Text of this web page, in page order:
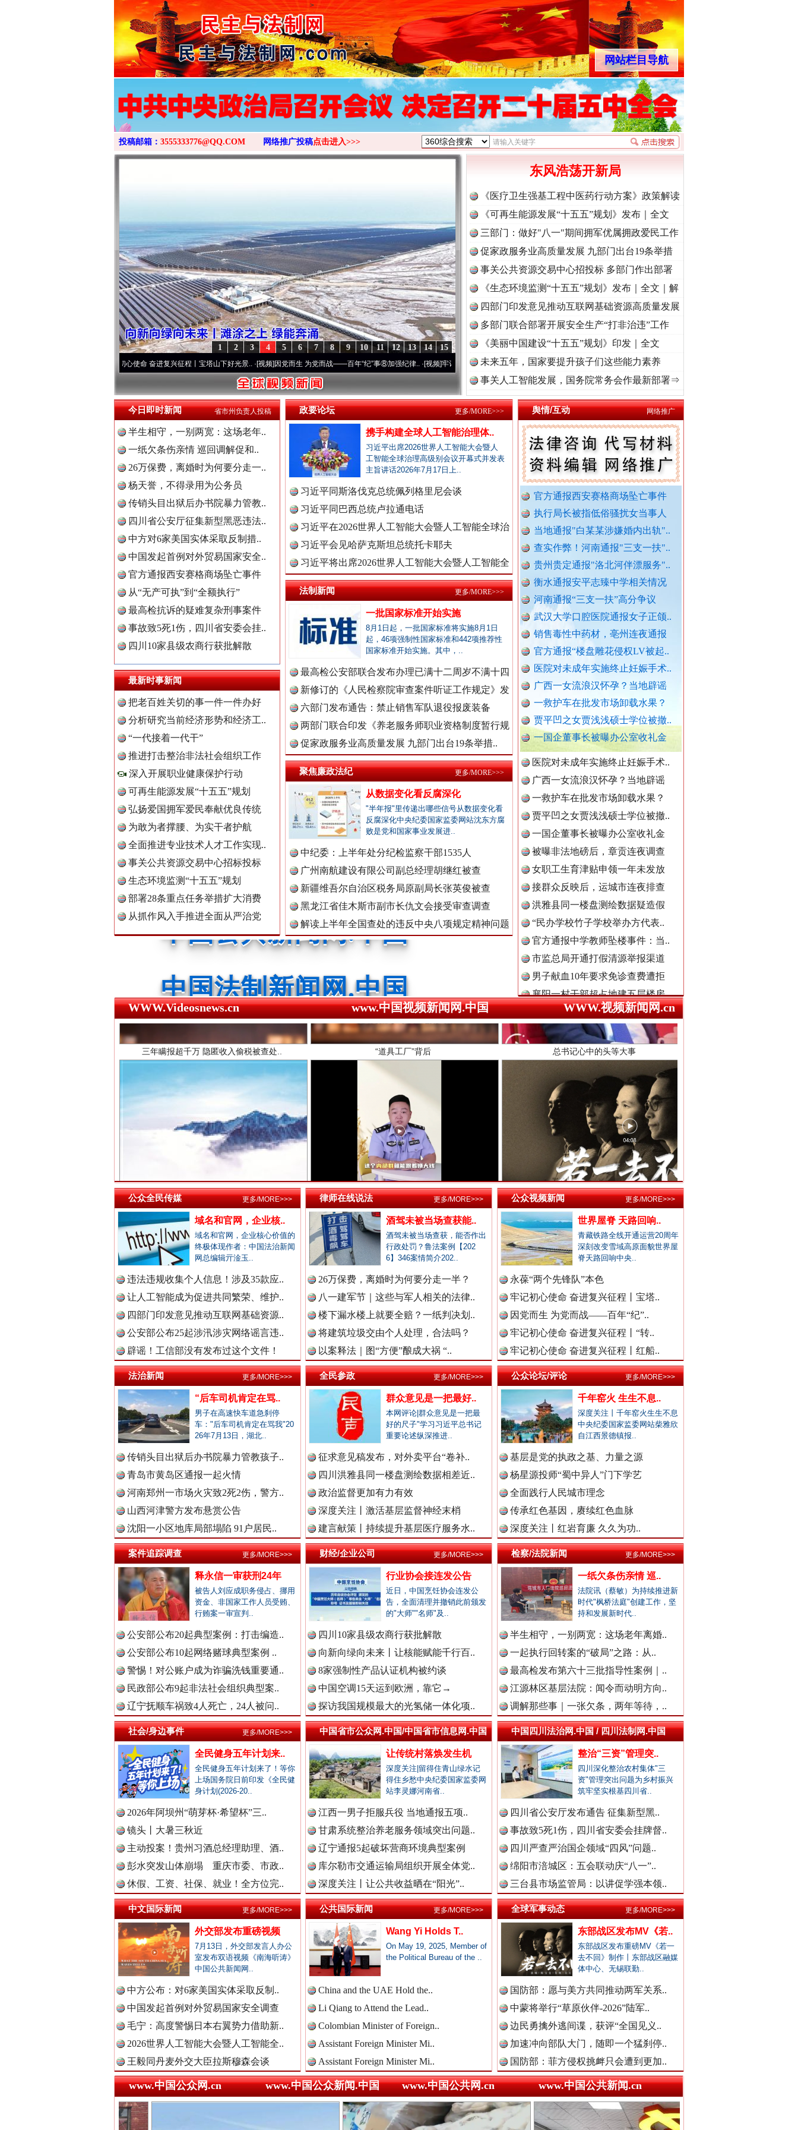
>
网站栏目导航
投稿邮箱： 3555333776@QQ.COM 网络推广投稿点击进入>>>
15
14
13
12
11
10
9
8
7
6
5
4
3
2
1
牢记初心使命 奋进复兴征程丨宝塔山下好光景..·[视频]因党而生 为党而战——百年“纪”事⑧加强纪律..·[视频]牢记初心使命 奋进复兴征程丨“转折之城”激荡..·[视频]牢记初心使命 奋进复兴征程丨红船起航处 潮起..
东风浩荡开新局
《医疗卫生强基工程中医药行动方案》政策解读
《可再生能源发展“十五五”规划》发布｜全文
三部门：做好"八一"期间拥军优属拥政爱民工作
促家政服务业高质量发展 九部门出台19条举措
事关公共资源交易中心招投标 多部门作出部署
《生态环境监测“十五五”规划》发布｜全文｜解
读
四部门印发意见推动互联网基础资源高质量发展
多部门联合部署开展安全生产“打非治违”工作
《美丽中国建设“十五五”规划》印发｜全文
未来五年，国家要提升孩子们这些能力素养
事关人工智能发展，国务院常务会作最新部署⇒
舆情/互动
官方通报西安赛格商场坠亡事件
执行局长被指低俗骚扰女当事人
当地通报"白某某涉嫌婚内出轨"..
查实作弊！河南通报"三支一扶"..
贵州贵定通报"洛北河伴漂服务"..
衡水通报安平志臻中学相关情况
河南通报“三支一扶”高分争议
武汉大学口腔医院通报女子正颌..
销售毒性中药材，亳州连夜通报
官方通报“楼盘雕花侵权LV被起..
医院对未成年实施终止妊娠手术..
广西一女流浪汉怀孕？当地辟谣
一救护车在批发市场卸载水果？
贾平凹之女贾浅浅硕士学位被撤..
一国企董事长被曝办公室收礼金
官方通报西安赛格商场坠亡事件
执行局长被指低俗骚扰女当事人
当地通报"白某某涉嫌婚内出轨"..
查实作弊！河南通报"三支一扶"..
贵州贵定通报"洛北河伴漂服务"..
衡水通报安平志臻中学相关情况
销售毒性中药材，亳州连夜通报
官方通报“楼盘雕花侵权LV被起..
医院对未成年实施终止妊娠手术..
广西一女流浪汉怀孕？当地辟谣
一救护车在批发市场卸载水果？
贾平凹之女贾浅浅硕士学位被撤..
一国企董事长被曝办公室收礼金
被曝非法地磅后，章贡连夜调查
女职工生育津贴申领一年未发放
接群众反映后，运城市连夜排查
洪雅县同一楼盘测绘数据疑造假
“民办学校竹子学校举办方代表..
官方通报中学教师坠楼事件：当..
市监总局开通打假清源举报渠道
男子献血10年要求免诊查费遭拒
襄阳一村干部超占地建五层楼房
西北大学通报“教师贾某某涉嫌..
郴州市通报烟花零售店燃爆事件
不准学生带手纸入厕？教委回应
湖南卫健委通报“研究生失联”
县委书记在评论区回复网友诉求
居民在农业农村局上厕所遭辱骂
公立医院医生未完成创收被待岗..
郏县通报"15岁女孩被当街暴打"..
宁波通报患儿术后离世医疗事件
襄阳多家精神病医院被曝骗医保
成都成华区深夜通报"非遗"乱象..
官方通报国企董事长打人被拘
找国土所所长办事被借68万元？
公务员考生笔试面试第一落选？
中标公告套网络人名，湖北通报
南宁通报“一教师脚踢小学生”
周知！公安部这个举报平台上线..
村民“从小被父母砍手割耳”？
民警走访吓得家里老人欲轻生？
安徽颍上县红星镇发布道歉声明
医院弄错CT女子被误诊“绝症”
驾车致4死,审理时开贫困证明？
濉溪县通报黑臭水体流入农灌区
官方通报周口六院医生坠楼身亡
景区摩托车收费带路设置路障？
男子曝妻子和公职人员多次开房
女子自曝怀孕时摆烂丈夫是副处
警察违停致摩托司机追尾死亡？
三亚再通报游客被不明物咬伤离..
社区书记开车追撵女子撞伤2人
医院回应要求先献血再输血致人..
虎门通报“4车道变3车道车祸”
爆破拆火车站致周边房屋裂缝？
一医院涉嫌在中药里添加安眠药
柳州鱼峰区教育局发布辟谣声明
福建中医药大学附属人民医院：..
“市长信箱”出现答复错误问题
中日友好医院通报肖某相关问题
官方通报“三河广告牌匾改色”
教师被举报用假身份与女生恋爱
网民反映新能源充电电价差异大
广西一栋5层楼墙体和地基开裂
天津市委常委、组织部部长周德..
官方通报西安赛格商场坠亡事件
执行局长被指低俗骚扰女当事人
当地通报"白某某涉嫌婚内出轨"..
查实作弊！河南通报"三支一扶"..
贵州贵定通报"洛北河伴漂服务"..
衡水通报安平志臻中学相关情况
河南通报“三支一扶”高分争议
武汉大学口腔医院通报女子正颌..
销售毒性中药材，亳州连夜通报
官方通报“楼盘雕花侵权LV被起..
医院对未成年实施终止妊娠手术..
广西一女流浪汉怀孕？当地辟谣
一救护车在批发市场卸载水果？
贾平凹之女贾浅浅硕士学位被撤..
一国企董事长被曝办公室收礼金
被曝非法地磅后，章贡连夜调查
女职工生育津贴申领一年未发放
接群众反映后，运城市连夜排查
洪雅县同一楼盘测绘数据疑造假
“民办学校竹子学校举办方代表..
官方通报中学教师坠楼事件：当..
市监总局开通打假清源举报渠道
网络推广
今日即时新闻
半生相守，一别两宽：这场老年..
一纸欠条伤亲情 巡回调解促和..
26万保费，离婚时为何要分走一..
杨天誉，不得录用为公务员
传销头目出狱后办书院暴力管教..
四川省公安厅征集新型黑恶违法..
中方对6家美国实体采取反制措..
中国发起首例对外贸易国家安全..
官方通报西安赛格商场坠亡事件
从“无产可执”到“全额执行”
最高检抗诉的疑难复杂刑事案件
事故致5死1伤，四川省安委会挂..
四川10家县级农商行获批解散
最新时事新闻
把老百姓关切的事一件一件办好
分析研究当前经济形势和经济工..
“一代接着一代干”
推进打击整治非法社会组织工作
深入开展职业健康保护行动
可再生能源发展“十五五”规划
弘扬爱国拥军爱民奉献优良传统
为敢为者撑腰、为实干者护航
全面推进专业技术人才工作实现..
事关公共资源交易中心招标投标
生态环境监测“十五五”规划
部署28条重点任务举措扩大消费
从抓作风入手推进全面从严治党
省市州负责人投稿 政要论坛
携手构建全球人工智能治理体..
习近平出席2026世界人工智能大会暨人
工智能全球治理高级别会议开幕式并发表
主旨讲话2026年7月17日上..
习近平同斯洛伐克总统佩列格里尼会谈
习近平同巴西总统卢拉通电话
习近平在2026世界人工智能大会暨人工智能全球治
理高级..
习近平会见哈萨克斯坦总统托卡耶夫
习近平将出席2026世界人工智能大会暨人工智能全
球治理..
更多/MORE>>>
法制新闻
一批国家标准开始实施
8月1日起，一批国家标准将实施8月1日
起，46项强制性国家标准和442项推荐性
国家标准开始实施。其中，..
最高检公安部联合发布办理已满十二周岁不满十四
周岁未..
新修订的《人民检察院审查案件听证工作规定》发
布
六部门发布通告：禁止销售军队退役报废装备
两部门联合印发《养老服务师职业资格制度暂行规
定》
促家政服务业高质量发展 九部门出台19条举措..
更多/MORE>>>
聚焦廉政法纪
从数据变化看反腐深化
"半年报"里传递出哪些信号从数据变化看
反腐深化中央纪委国家监委网站沈东方腐
败是党和国家事业发展进..
中纪委：上半年处分纪检监察干部1535人
广州南航建设有限公司副总经理胡继红被查
新疆维吾尔自治区税务局原副局长张英俊被查
黑龙江省佳木斯市副市长仇文会接受审查调查
解读上半年全国查处的违反中央八项规定精神问题
数据
更多/MORE>>>
中国全民新闻网.中国
中国公众新闻网.中国
中国公民新闻网.中国
中国公共新闻网.中国
中国法制新闻网.中国
中国法治新闻网.中国
中国法院新闻网.中国
中国检察新闻网.中国
中国医药新闻网.中国
中国企业新闻网.中国
中国农业新闻网.中国
中国视频新闻网.中国
中国廉政法纪网.中国
中国律师在线.中国
中国参政网.中国
中国全民新闻网.中国
中国公众新闻网.中国
中国公民新闻网.中国
中国公共新闻网.中国
中国法制新闻网.中国
中国法治新闻网.中国
中国法院新闻网.中国
中国检察新闻网.中国
中国医药新闻网.中国
中国企业新闻网.中国
WWW.Videosnews.cn www.中国视频新闻网.中国 WWW.视频新闻网.cn
“后车司机肯定在骂我” 外交部发布重磅视频
“转折之城”激荡奋进脉搏
红船起航处 潮起向未来 广州首例，负责人莫某某被刑拘 导游发烟没安好心
三年瞒报超千万 隐匿收入偷税被查处.. 总书记心中的头等大事
祁连巍巍树丰碑 高回报！网警详解投资理财陷阱 东部战区发布MV《若一去不回》
雄关漫道展新颜 “文明之鹰-2025”联训 外交部发布重磅视频：《不跪！》
衣柜里的秘密 高速路上逆行称"我一路开着双闪".. 现场视频！山东舰出扼台东
春天里的科技盛宴 烦心事变舒心事 同心逐梦
巳巳如意，开工大吉！ 三轮上挤9个人,司机：有保险！ 余华英二审被判死刑
“后车司机肯定在骂我” 全民健身五年计划来了！等你上场 外交部发布重磅视频
公众全民传媒
域名和官网，企业核..
域名和官网，企业核心价值的
终极体现作者：中国法治新闻
网总编辑亓淦玉..
违法违规收集个人信息！涉及35款应..
让人工智能成为促进共同繁荣、维护..
四部门印发意见推动互联网基础资源..
公安部公布25起涉汛涉灾网络谣言违..
辟谣！工信部没有发布过这个文件！
更多/MORE>>> 律师在线说法
酒驾未被当场查获能..
酒驾未被当场查获，能否作出
行政处罚？鲁法案例【202
6】346案情简介202..
26万保费，离婚时为何要分走一半？
八一建军节｜这些与军人相关的法律..
楼下漏水楼上就要全赔？一纸判决划..
将建筑垃圾交由个人处理，合法吗？
以案释法｜图“方便”酿成大祸 “..
更多/MORE>>> 公众视频新闻
世界屋脊 天路回响..
青藏铁路全线开通运营20周年
深刻改变雪域高原面貌世界屋
脊天路回响中央..
永葆“两个先锋队”本色
牢记初心使命 奋进复兴征程丨宝塔..
因党而生 为党而战——百年“纪”..
牢记初心使命 奋进复兴征程丨“转..
牢记初心使命 奋进复兴征程丨红船..
更多/MORE>>>
法治新闻
“后车司机肯定在骂..
男子在高速快车道急刹停
车："后车司机肯定在骂我"20
26年7月13日，湖北..
传销头目出狱后办书院暴力管教孩子..
青岛市黄岛区通报一起火情
河南郑州一市场火灾致2死2伤，警方..
山西河津警方发布悬赏公告
沈阳一小区地库局部塌陷 91户居民..
更多/MORE>>> 全民参政
群众意见是一把最好..
本网评论|群众意见是一把最
好的尺子"学习习近平总书记
重要论述纵深推进..
征求意见稿发布，对外卖平台“卷补..
四川洪雅县同一楼盘测绘数据相差近..
政治监督更加有力有效
深度关注丨激活基层监督神经末梢
建言献策丨持续提升基层医疗服务水..
更多/MORE>>> 公众论坛/评论
千年窑火 生生不息..
深度关注丨千年窑火生生不息
中央纪委国家监委网站柴雅欣
自江西景德镇报..
基层是党的执政之基、力量之源
杨星源投师“蜀中异人”门下学艺
全面践行人民城市理念
传承红色基因，赓续红色血脉
深度关注丨红岩育廉 久久为功..
更多/MORE>>>
案件追踪调查
释永信一审获刑24年
被告人刘应成职务侵占、挪用
资金、非国家工作人员受贿、
行贿案一审宣判..
公安部公布20起典型案例：打击编造..
公安部公布10起网络赌球典型案例 ..
警惕！对公账户成为诈骗洗钱重要通..
民政部公布9起非法社会组织典型案..
辽宁抚顺车祸致4人死亡，24人被问..
更多/MORE>>> 财经/企业公司
行业协会接连发公告
近日，中国烹饪协会连发公
告，全面清理并撤销此前颁发
的"大师""名师"及..
四川10家县级农商行获批解散
向新向绿向未来丨让核能赋能千行百..
8家强制性产品认证机构被约谈
中国空调15天运到欧洲，靠它→
探访我国规模最大的光氢储一体化项..
更多/MORE>>> 检察/法院新闻
一纸欠条伤亲情 巡..
法院讯（蔡敏）为持续推进新
时代"枫桥法庭"创建工作，坚
持和发展新时代..
半生相守，一别两宽：这场老年离婚..
一起执行回转案的“破局”之路：从..
最高检发布第六十三批指导性案例｜..
江源林区基层法院：闻令而动明方向..
调解那些事｜一张欠条，两年等待，..
更多/MORE>>>
社会/身边事件
全民健身五年计划来..
全民健身五年计划来了！等你
上场国务院日前印发《全民健
身计划(2026-20..
2026年阿坝州“萌芽杯·希望杯”三..
镜头丨大暑三秋近
主动投案！贵州习酒总经理助理、酒..
彭水突发山体崩塌 重庆市委、市政..
休假、工资、社保、就业！全方位完..
更多/MORE>>> 中国省市公众网.中国/中国省市信息网.中国
让传统村落焕发生机
深度关注|留得住青山绿水记
得住乡愁中央纪委国家监委网
站李灵娜河南省..
江西一男子拒服兵役 当地通报五项..
甘肃系统整治养老服务领域突出问题..
辽宁通报5起破坏营商环境典型案例
库尔勒市交通运输局组织开展全体党..
深度关注丨让公共收益晒在“阳光”..
中国四川法治网.中国 / 四川法制网.中国
整治“三资”管理突..
四川深化整治农村集体"三
资"管理突出问题为乡村振兴
筑牢坚实根基四川省..
四川省公安厅发布通告 征集新型黑..
事故致5死1伤，四川省安委会挂牌督..
四川严查严治国企领域“四风”问题..
绵阳市涪城区：五会联动庆“八一”..
三台县市场监管局：以讲促学强本领..
中文国际新闻
外交部发布重磅视频
7月13日，外交部发言人办公
室发布双语视频《南海听涛》
中国公共新闻网..
中方公布：对6家美国实体采取反制..
中国发起首例对外贸易国家安全调查
毛宁：高度警惕日本右翼势力借助新..
2026世界人工智能大会暨人工智能全..
王毅同丹麦外交大臣拉斯穆森会谈
更多/MORE>>> 公共国际新闻
Wang Yi Holds T..
On May 19, 2025, Member of
the Political Bureau of the ..
China and the UAE Hold the..
Li Qiang to Attend the Lead..
Colombian Minister of Foreign..
Assistant Foreign Minister Mi..
Assistant Foreign Minister Mi..
更多/MORE>>> 全球军事动态
东部战区发布MV《若..
东部战区发布重磅MV《若一
去不回》制作丨东部战区融媒
体中心、无锡联勤..
国防部：愿与美方共同推动两军关系..
中蒙将举行“草原伙伴-2026”陆军..
边民勇擒外逃间谍，获评“全国见义..
加速冲向部队大门，随即一个猛刹停..
国防部：菲方侵权挑衅只会遭到更加..
更多/MORE>>>
www.中国公众网.cn www.中国公众新闻.中国 www.中国公共网.cn www.中国公共新闻.cn